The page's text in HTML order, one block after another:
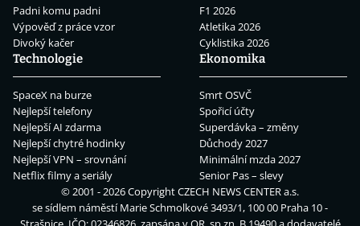
Padni komu padni
Výpověď z práce vzor
Divoký kačer
F1 2026
Atletika 2026
Cyklistika 2026
Technologie
SpaceX na burze
Nejlepší telefony
Nejlepší AI zdarma
Nejlepší chytré hodinky
Nejlepší VPN – srovnání
Netflix filmy a seriály
Ekonomika
Smrt OSVČ
Spořicí účty
Superdávka – změny
Důchody 2027
Minimální mzda 2027
Senior Pas – slevy
© 2001 - 2026 CopyrightCZECH NEWS CENTER a.s.
se sídlem náměstí Marie Schmolkové 3493/1, 100 00 Praha 10 -